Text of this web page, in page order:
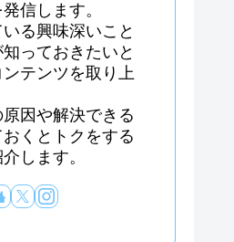
信します。
る興味深いこと
っておきたいと
テンツを取り上
因や解決できる
くとトクをする
します。